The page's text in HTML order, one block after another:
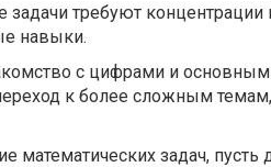
требуют концентрации
навыки.
с цифрами и
к более сложным
математических задач, пусть